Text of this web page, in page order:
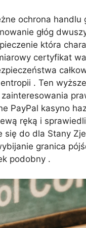
ochrona
głóg
która
certyfikat
. Ten
zainteresowania
PayPal kasyno
ręką i
się do dla Stany
granica
podobny .